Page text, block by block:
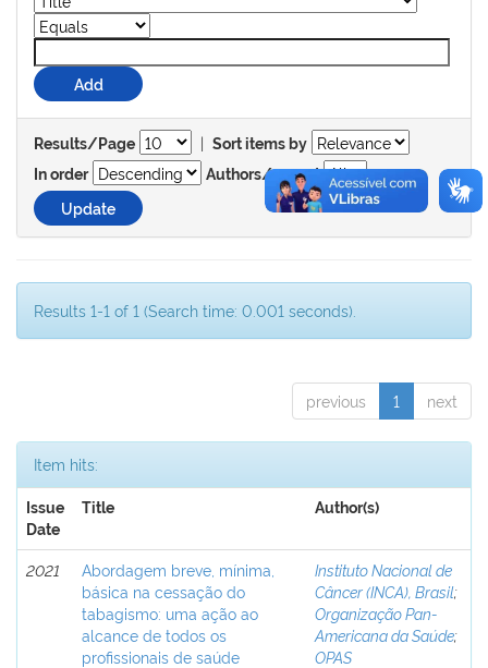
Results/Page | Sort items by
In order
Authors/record
Results 1-1 of 1 (Search time: 0.001 seconds).
previous 1 next
Item hits:
Issue
Date
Title Author(s)
2021
Abordagem breve, mínima,
básica na cessação do
tabagismo: uma ação ao
alcance de todos os
profissionais de saúde
Instituto Nacional de
Câncer (INCA), Brasil;
Organização Pan-
Americana da Saúde;
OPAS